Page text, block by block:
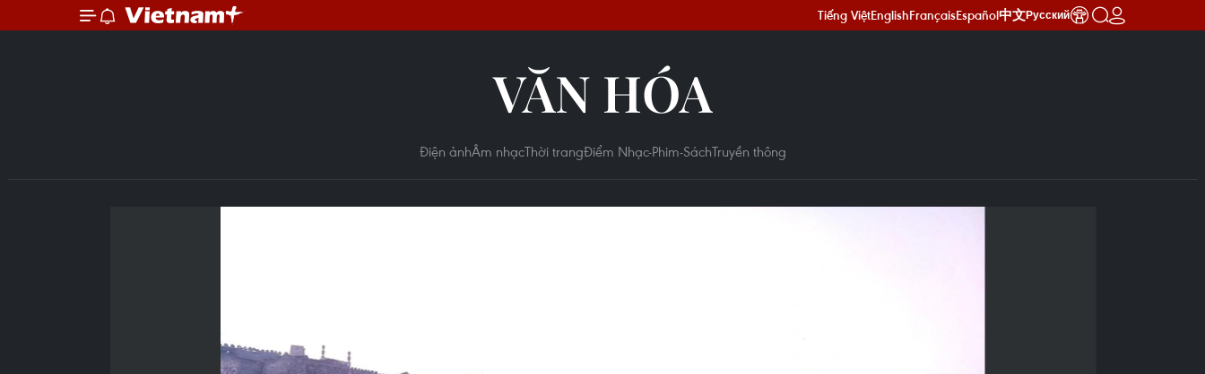
Tiếng ViệtEnglishFrançaisEspañol中文Русский
VĂN HÓA
Điện ảnhÂm nhạcThời trangĐiểm Nhạc-Phim-SáchTruyền thông